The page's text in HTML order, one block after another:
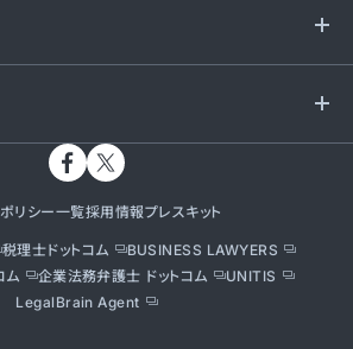
リシー一覧採用情報プレスキット
税理士ドットコム
BUSINESS LAWYERS
ム
企業法務弁護士 ドットコム
UNITIS
LegalBrain Agent